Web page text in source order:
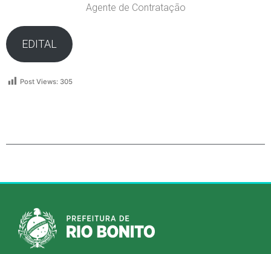
Agente de Contratação
EDITAL
Post Views: 305